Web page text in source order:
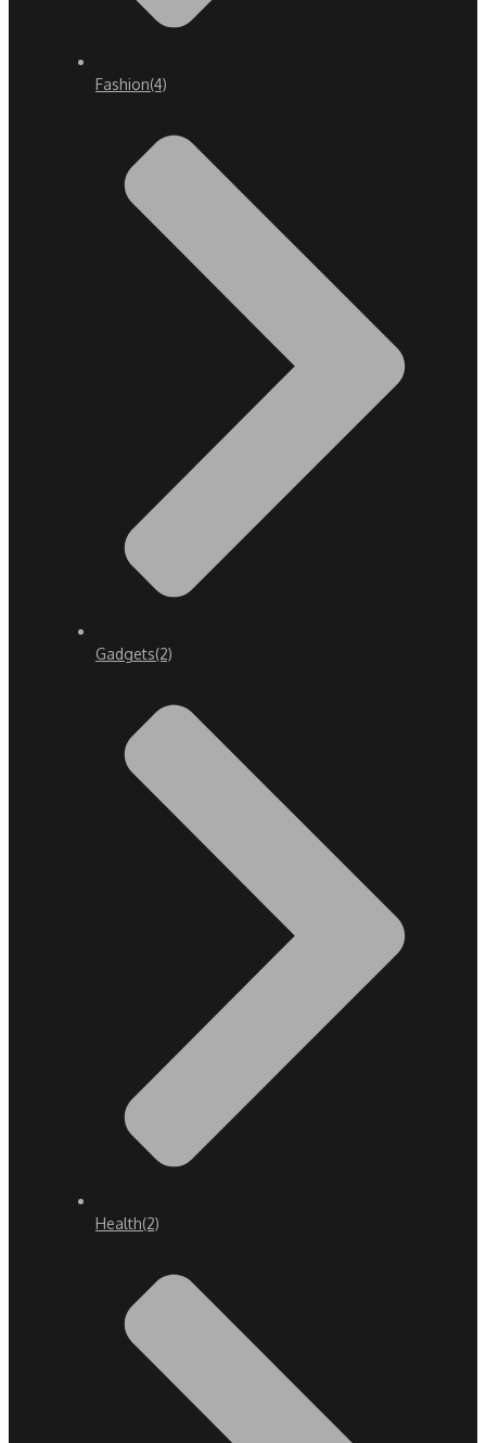
Fashion(4)
Gadgets(2)
Health(2)